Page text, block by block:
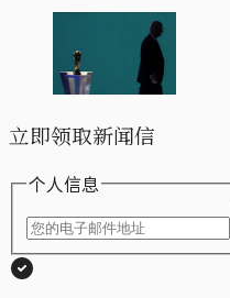
立即领取新闻信
个人信息